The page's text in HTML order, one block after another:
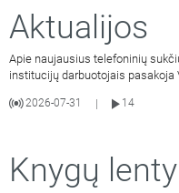
Aktualijos
Apie naujausius telefoninių
institucijų darbuotojais pasakoja
2026-07-31
14
Knygų